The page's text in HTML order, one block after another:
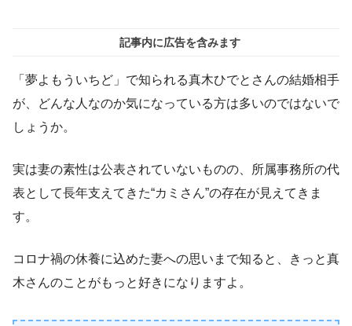
記事内に広告を含みます
「夢よもういちど」で知られる真木ひでとさんの結婚相手
が、どんな人なのか気になっている方は多いのではないで
しょうか。
実は妻の素性は公表されていないものの、所属事務所の代
表として長年支えてきた“カミさん”の存在が見えてきま
す。
コロナ禍の休養に込めた妻への思いまで知ると、きっと真
木さんのことがもっと好きになりますよ。